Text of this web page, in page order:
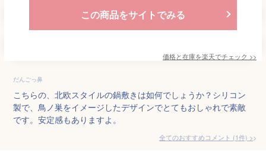
この商品をサイトでみる
価格と在庫を楽天でチェック >>
だんごっ鼻
こちらの、北欧スタイルの鍋敷きは如何でしょうか？シリコン
製で、鳥ノ巣をイメージしたデザインでとてもおしゃれで素敵
です。安定感もありますよ。
全てのおすすめコメント (1件) >